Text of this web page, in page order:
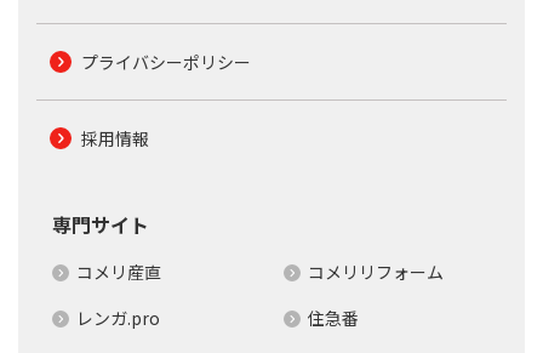
プライバシーポリシー
採用情報
専門サイト
コメリ産直
コメリリフォーム
レンガ.pro
住急番